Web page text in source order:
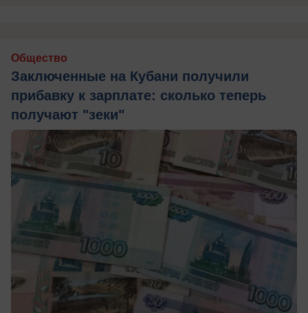
Общество
Заключенные на Кубани получили
прибавку к зарплате: сколько теперь
получают "зеки"